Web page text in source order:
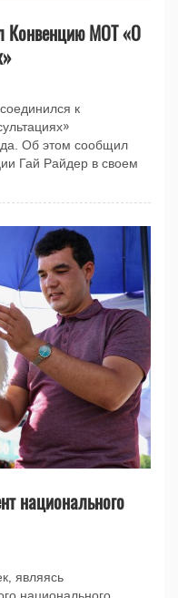
Конвенцию МОТ «О
к
Об этом сообщил
Гай Райдер в своем
национального
являясь